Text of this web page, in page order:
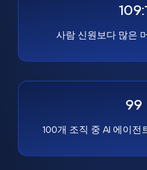
사람 신원보다 많은
99
100개 조직 중 AI 에이전